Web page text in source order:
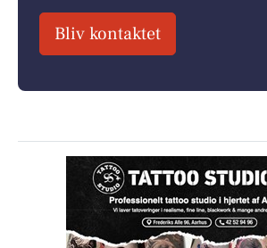
Bliv kontaktet